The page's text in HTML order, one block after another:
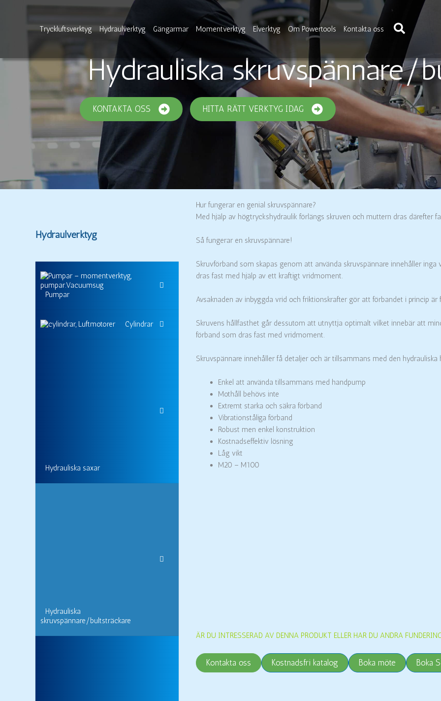
Tryckluftsverktyg Hydraulverktyg Gängarmar Momentverktyg Elverktyg Om Powertools Kontakta oss Sök
Hydrauliska skruvspännare/
KONTAKTA OSS HITTA RÄTT VERKTYG IDAG
Hydraulverktyg
Pumpar
Cylindrar
Hydrauliska saxar
Hydrauliska
skruvspännare/bultsträckare
Hur fungerar en genial skruvspännare?
Med hjälp av högtryckshydraulik förlängs skruven och muttern dras därefter
Så fungerar en skruvspännare!
Skruvförband som skapas genom att använda skruvspännare innehåller
dras fast med hjälp av ett kraftigt vridmoment.
Avsaknaden av inbyggda vrid och friktionskrafter gör att förbandet i princip
Skruvens hållfasthet går dessutom att utnyttja optimalt vilket innebär att
förband som dras fast med vridmoment.
Skruvspännare innehåller få detaljer och är tillsammans med den
Enkel att använda tillsammans med handpump
Mothåll behövs inte
Extremt starka och säkra förband
Vibrationståliga förband
Robust men enkel konstruktion
Kostnadseffektiv lösning
Låg vikt
M20 – M100
ÄR DU INTRESSERAD AV DENNA PRODUKT ELLER HAR DU ANDRA
Kontakta oss Kostnadsfri katalog Boka möte Boka